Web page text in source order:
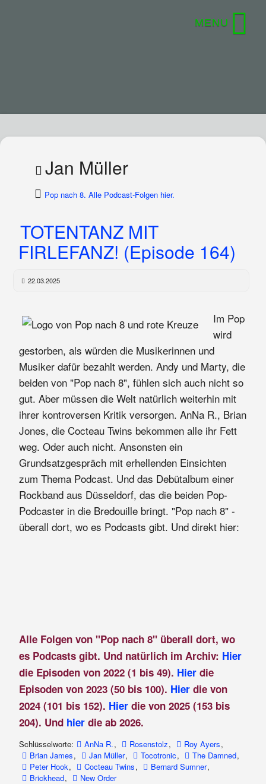
Jan Müller
Pop nach 8. Alle Podcast-Folgen hier.
TOTENTANZ MIT
FIRLEFANZ! (Episode 164)
22.03.2025
Im Pop
wird
gestorben, als würden die Musikerinnen und
Musiker dafür bezahlt werden. Andy und Marty, die
beiden von "Pop nach 8", fühlen sich auch nicht so
gut. Aber müssen die Welt natürlich weiterhin mit
ihrer kontroversen Kritik versorgen. AnNa R., Brian
Jones, die Cocteau Twins bekommen alle ihr Fett
weg. Oder auch nicht. Ansonsten ein
Grundsatzgespräch mit erhellenden Einsichten
zum Thema Podcast. Und das Debütalbum einer
Rockband aus Düsseldorf, das die beiden Pop-
Podcaster in die Bredouille bringt. "Pop nach 8" -
überall dort, wo es Podcasts gibt. Und direkt hier:
Alle Folgen von "Pop nach 8" überall dort, wo
es Podcasts gibt. Und natürlich im Archiv: Hier
die Episoden von 2022 (1 bis 49). Hierdie
Episoden von 2023 (50 bis 100). Hier die von
2024 (101 bis 152). Hier die von 2025 (153 bis
204). Und hier die ab 2026.
Schlüsselworte: AnNa R., Rosenstolz, Roy Ayers,
Brian James, Jan Müller, Tocotronic, The Damned,
Peter Hook, Cocteau Twins, Bernard Sumner,
Brickhead, New Order